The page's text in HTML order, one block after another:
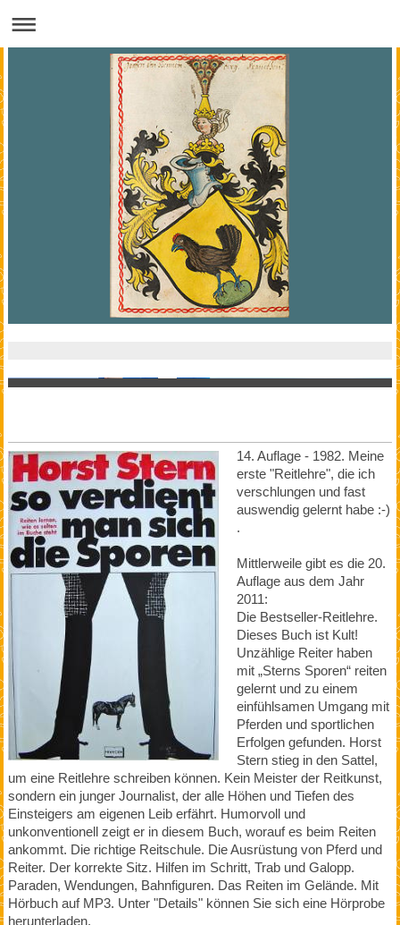
14. Auflage - 1982. Meine
erste "Reitlehre", die ich
verschlungen und fast
auswendig gelernt habe :-)
.
Mittlerweile gibt es die 20.
Auflage aus dem Jahr
2011:
Die Bestseller-Reitlehre.
Dieses Buch ist Kult!
Unzählige Reiter haben
mit „Sterns Sporen“ reiten
gelernt und zu einem
einfühlsamen Umgang mit
Pferden und sportlichen
Erfolgen gefunden. Horst
Stern stieg in den Sattel,
um eine Reitlehre schreiben können. Kein Meister der Reitkunst,
sondern ein junger Journalist, der alle Höhen und Tiefen des
Einsteigers am eigenen Leib erfährt. Humorvoll und
unkonventionell zeigt er in diesem Buch, worauf es beim Reiten
ankommt. Die richtige Reitschule. Die Ausrüstung von Pferd und
Reiter. Der korrekte Sitz. Hilfen im Schritt, Trab und Galopp.
Paraden, Wendungen, Bahnfiguren. Das Reiten im Gelände. Mit
Hörbuch auf MP3. Unter "Details" können Sie sich eine Hörprobe
herunterladen.